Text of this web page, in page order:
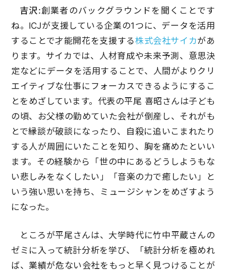
吉沢:創業者のバックグラウンドを聞くことです
ね。ICJが支援している企業の1つに、データを活用
することで才能開花を支援する株式会社サイカがあ
ります。サイカでは、人材育成や未来予測、意思決
定などにデータを活用することで、人間がよりクリ
エイティブな仕事にフォーカスできるようにするこ
とをめざしています。代表の平尾 喜昭さんは子ども
の頃、お父様の勤めていた会社が倒産し、それがも
とで縁談が破談になったり、自殺に追いこまれたり
する人が周囲にいたことを知り、胸を痛めたといい
ます。その経験から「世の中にあるどうしようもな
い悲しみをなくしたい」「音楽の力で癒したい」と
いう強い思いを持ち、ミュージシャンをめざすよう
になった。
ところが平尾さんは、大学時代に竹中平蔵さんの
ゼミに入って統計分析を学び、「統計分析を極めれ
ば、業績が危ない会社をもっと早く見つけることが